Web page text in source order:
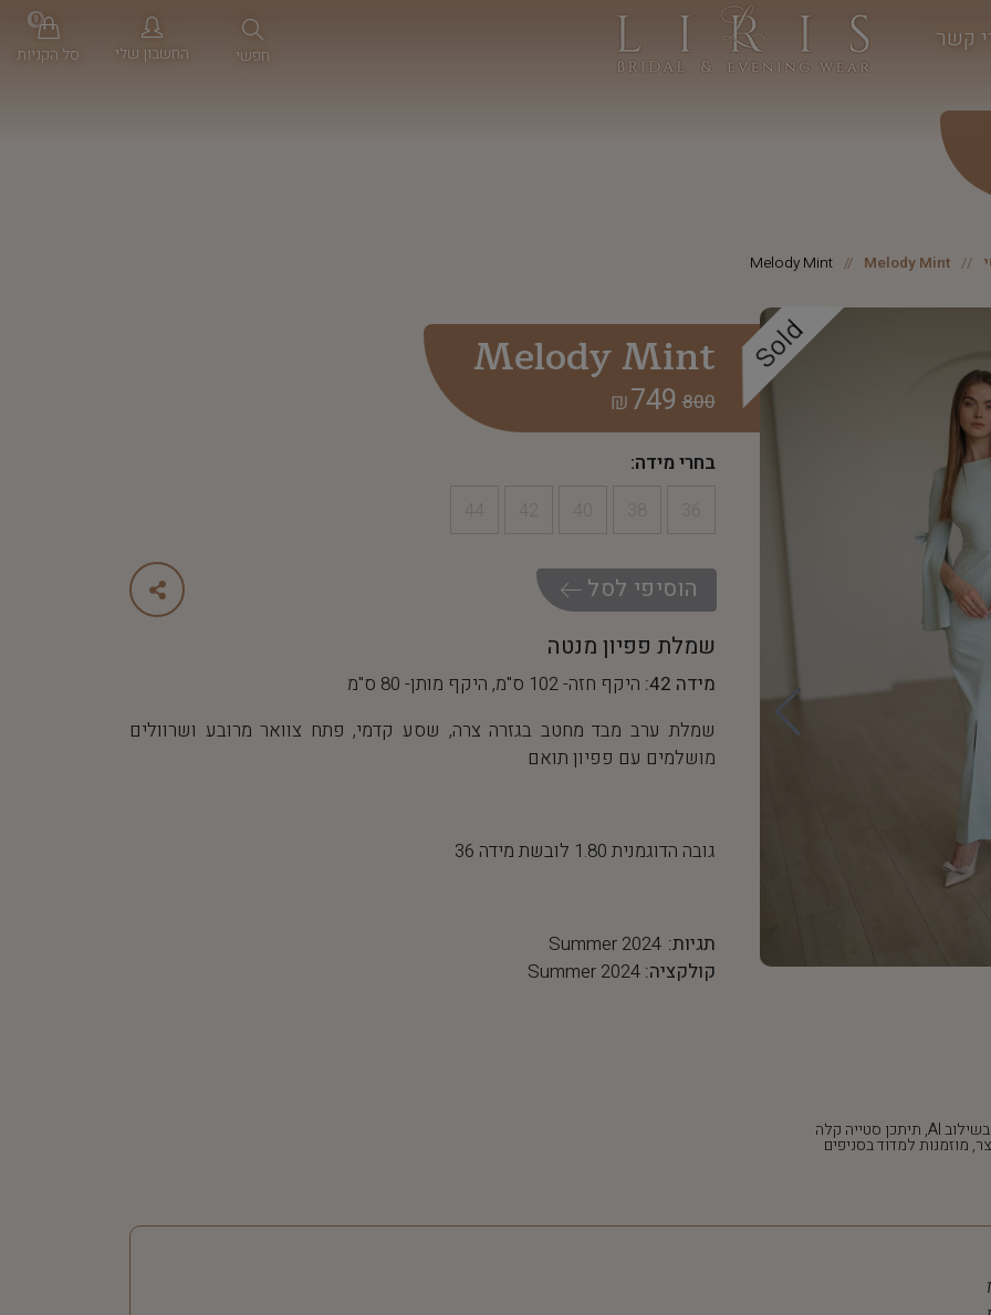
קשר
חפשי החשבון שלי סל הקניות
0
Melody Mint
Melody Mint
Sold
*חלק מהתמונות נוצרו בשילוב AI, תיתכן סטייה קלה
מוזמנות למדוד בסניפים
Melody Mint
800
749
₪
בחרי מידה:
הוסיפי לסל
שמלת פפיון מנטה
מידה 42:
היקף חזה- 102 ס"מ, היקף מותן- 80 ס"מ
שמלת ערב מבד מחטב בגזרה צרה, שסע קדמי, פתח צוואר מרובע ושרוולים
מושלמים עם פפיון תואם
גובה הדוגמנית 1.80 לובשת מידה 36
תגיות: Summer 2024
קולקציה:Summer 2024